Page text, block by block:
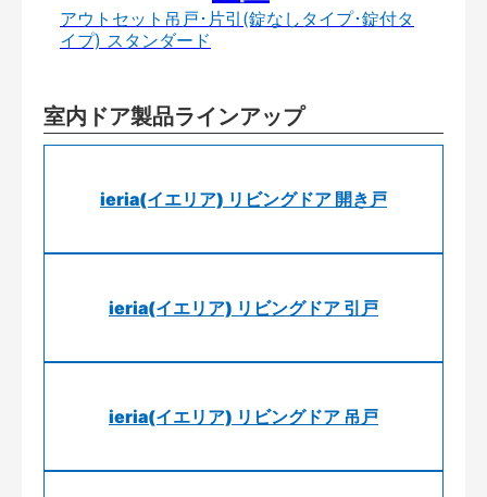
アウトセット吊戸･片引(錠なしタイプ･錠付タ
イプ) スタンダード
室内ドア製品ラインアップ
ieria(イエリア) リビングドア 開き戸
ieria(イエリア) リビングドア 引戸
ieria(イエリア) リビングドア 吊戸